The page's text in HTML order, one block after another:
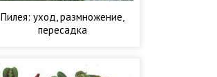
Пилея: уход, размножение,
пересадка